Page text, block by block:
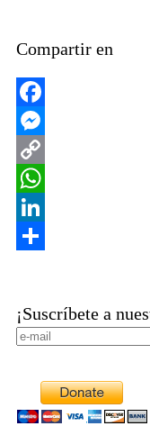
Compartir en
Facebook
Messenger
Copy
Link
WhatsApp
LinkedIn
¡Suscríbete a